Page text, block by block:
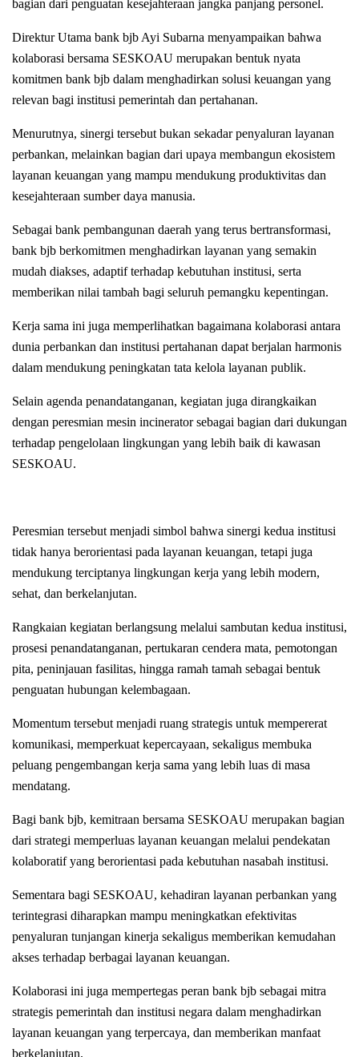
bagian dari penguatan kesejahteraan jangka panjang personel.
Direktur Utama bank bjb Ayi Subarna menyampaikan bahwa
kolaborasi bersama SESKOAU merupakan bentuk nyata
komitmen bank bjb dalam menghadirkan solusi keuangan yang
relevan bagi institusi pemerintah dan pertahanan.
Menurutnya, sinergi tersebut bukan sekadar penyaluran layanan
perbankan, melainkan bagian dari upaya membangun ekosistem
layanan keuangan yang mampu mendukung produktivitas dan
kesejahteraan sumber daya manusia.
Sebagai bank pembangunan daerah yang terus bertransformasi,
bank bjb berkomitmen menghadirkan layanan yang semakin
mudah diakses, adaptif terhadap kebutuhan institusi, serta
memberikan nilai tambah bagi seluruh pemangku kepentingan.
Kerja sama ini juga memperlihatkan bagaimana kolaborasi antara
dunia perbankan dan institusi pertahanan dapat berjalan harmonis
dalam mendukung peningkatan tata kelola layanan publik.
Selain agenda penandatanganan, kegiatan juga dirangkaikan
dengan peresmian mesin incinerator sebagai bagian dari dukungan
terhadap pengelolaan lingkungan yang lebih baik di kawasan
SESKOAU.
Peresmian tersebut menjadi simbol bahwa sinergi kedua institusi
tidak hanya berorientasi pada layanan keuangan, tetapi juga
mendukung terciptanya lingkungan kerja yang lebih modern,
sehat, dan berkelanjutan.
Rangkaian kegiatan berlangsung melalui sambutan kedua institusi,
prosesi penandatanganan, pertukaran cendera mata, pemotongan
pita, peninjauan fasilitas, hingga ramah tamah sebagai bentuk
penguatan hubungan kelembagaan.
Momentum tersebut menjadi ruang strategis untuk mempererat
komunikasi, memperkuat kepercayaan, sekaligus membuka
peluang pengembangan kerja sama yang lebih luas di masa
mendatang.
Bagi bank bjb, kemitraan bersama SESKOAU merupakan bagian
dari strategi memperluas layanan keuangan melalui pendekatan
kolaboratif yang berorientasi pada kebutuhan nasabah institusi.
Sementara bagi SESKOAU, kehadiran layanan perbankan yang
terintegrasi diharapkan mampu meningkatkan efektivitas
penyaluran tunjangan kinerja sekaligus memberikan kemudahan
akses terhadap berbagai layanan keuangan.
Kolaborasi ini juga mempertegas peran bank bjb sebagai mitra
strategis pemerintah dan institusi negara dalam menghadirkan
layanan keuangan yang terpercaya, dan memberikan manfaat
berkelanjutan.